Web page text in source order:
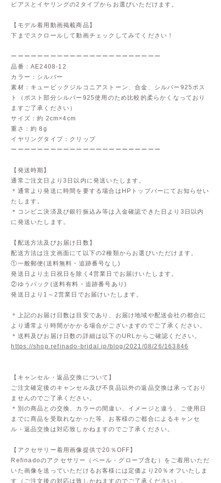
ピアスとイヤリングの2タイプからお選びいただけます。
【モデル着用動画掲載商品】
下までスクロールして動画チェックしてみてください！
ーーーーーーーーーーーーーーーーーーーーーーー
品番：AE2408-12
カラー：シルバー
素材：キュービックジルコニアストーン、合金、シルバー925ポス
ト（ポスト部分シルバー925使用のため比較的柔らかくなっており
ますご了承ください）
サイズ：約 2cm×4cm
重さ：約 8g
イヤリングタイプ：クリップ
ーーーーーーーーーーーーーーーーーーーーーーー
【発送時期】
通常ご注文日より3日以内に発送いたします。
＊通常より発送に時間を要する場合はHPトップバーにてお知らせい
たします。
＊コンビニ決済及び銀行振込み等は入金確認できた日より3日以内
に発送いたします。
【配送方法及びお届け日数】
配送方法は注文画面にて以下の2種類からお選びいただけます。
①一般郵便(送料無料・追跡番号なし)
発送日より土日祝日を除く4営業日でお届けいたします。
②ゆうパック(送料有料・追跡番号あり)
発送日より1～2営業日でお届けいたします。
＊上記のお届け日数は目安であり、お届け地域や配送会社の都合に
より通常より時間がかかる場合がございますのでご了承ください。
＊送料及びお届け日数の詳細は以下のURLからご確認ください。
https://shop.refinado-bridal.jp/blog/2021/08/26/163846
【キャンセル・返品交換について】
ご注文確定後のキャンセル及び不良品以外の返品交換は承っており
ませんのでご了承ください。
＊別の商品との交換、カラーの間違い、イメージと違う、ご使用日
までに商品を受取れなかった等、お客様のご都合によるキャンセ
ル・返品交換は対応致しかねますのでご了承ください。
【アクセサリー着用画像提供で20％OFF】
Refinadoのアクセサリー（ベール・グローブ含む）をご着用いただ
いた画像を送っていただけるお客様には定価より20％オフいたしま
す（ご注文後の対応は致しかねますのでご了承ください）。